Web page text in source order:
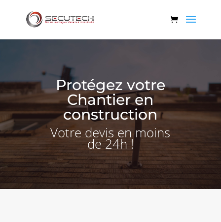
Protégez votre
Chantier en
construction
Votre devis en moins
de 24h !